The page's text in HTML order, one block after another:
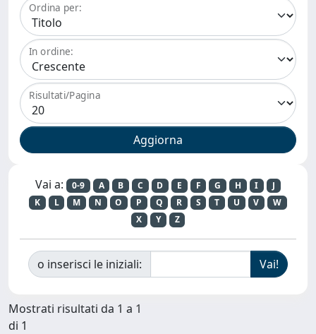
Ordina per:
In ordine:
Risultati/Pagina
Vai a: 0-9 A B C D E F G H I
J
K
L M N O P Q R S T U V
W
X
Y Z
o inserisci le iniziali:
Mostrati risultati da 1 a 1
di 1